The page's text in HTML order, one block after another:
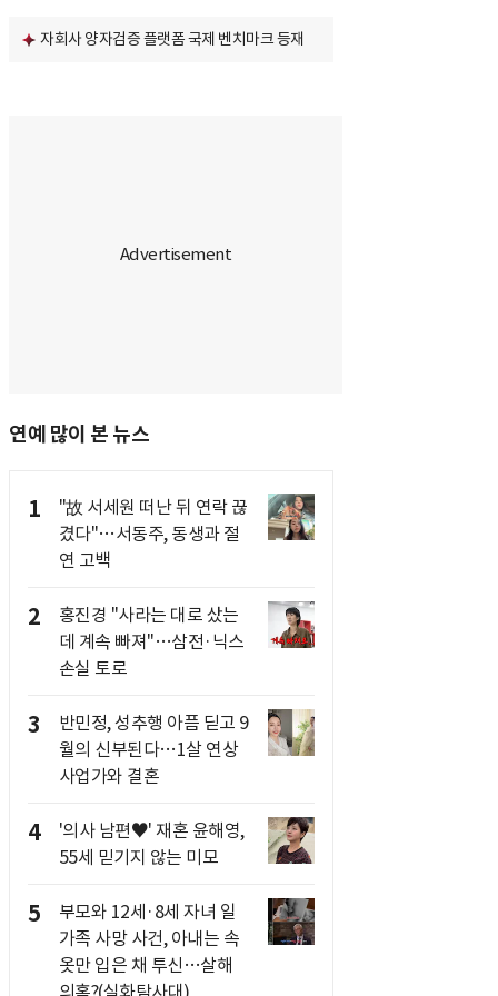
자회사 양자검증 플랫폼 국제 벤치마크 등재
연예 많이 본 뉴스
1
"故 서세원 떠난 뒤 연락 끊
겼다"…서동주, 동생과 절
연 고백
2
홍진경 "사라는 대로 샀는
데 계속 빠져"…삼전·닉스
손실 토로
3
반민정, 성추행 아픔 딛고 9
월의 신부된다…1살 연상
사업가와 결혼
4
'의사 남편♥' 재혼 윤해영,
55세 믿기지 않는 미모
5
부모와 12세·8세 자녀 일
가족 사망 사건, 아내는 속
옷만 입은 채 투신…살해
의혹?(실화탐사대)